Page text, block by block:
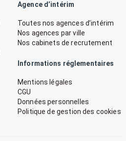
Agence d’intérim
Toutes nos agences d’intérim
Nos agences par ville
Nos cabinets de recrutement
Informations réglementaires
Mentions légales
CGU
Données personnelles
Politique de gestion des cookies